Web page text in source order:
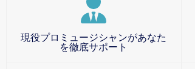
現役プロミュージシャンがあなた
を徹底サポート